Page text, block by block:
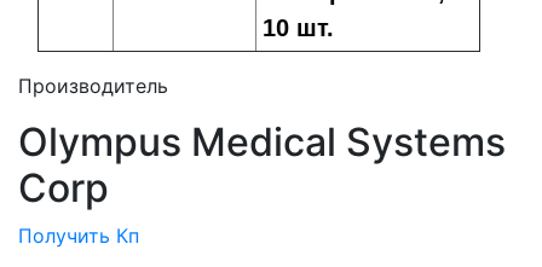
10 шт.
Производитель
Olympus Medical Systems
Corp
Получить Кп